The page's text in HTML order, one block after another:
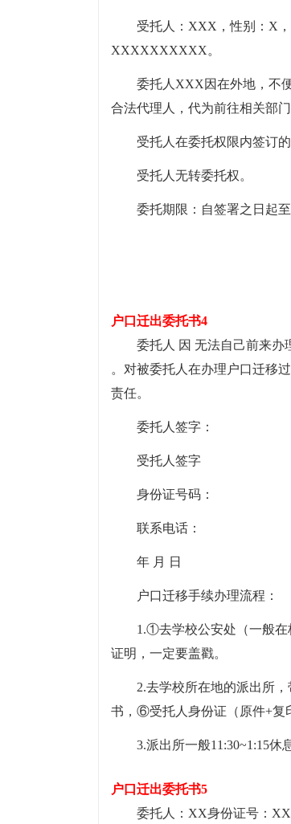
受托人：XXX，性别：X
XXXXXXXXXX。
委托人XXX因在外地，不
合法代理人，代为前往相关部
受托人在委托权限内签订
受托人无转委托权。
委托期限：自签署之日起
户口迁出委托书4
委托人 因 无法自己前来办
。对被委托人在办理户口迁移
责任。
委托人签字：
受托人签字
身份证号码：
联系电话：
年 月 日
户口迁移手续办理流程：
1.①去学校公安处（一般
证明，一定要盖戳。
2.去学校所在地的派出所
书，⑥受托人身份证（原件+复
3.派出所一般11:30~1:15休
户口迁出委托书5
委托人：XX身份证号：XX